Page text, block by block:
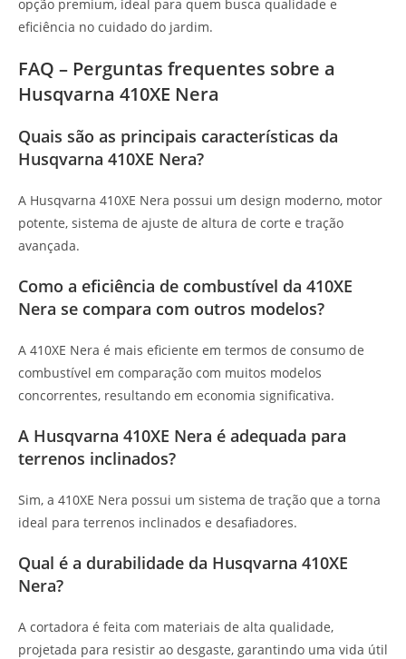
opção premium, ideal para quem busca qualidade e
eficiência no cuidado do jardim.
FAQ – Perguntas frequentes sobre a
Husqvarna 410XE Nera
Quais são as principais características da
Husqvarna 410XE Nera?
A Husqvarna 410XE Nera possui um design moderno, motor
potente, sistema de ajuste de altura de corte e tração
avançada.
Como a eficiência de combustível da 410XE
Nera se compara com outros modelos?
A 410XE Nera é mais eficiente em termos de consumo de
combustível em comparação com muitos modelos
concorrentes, resultando em economia significativa.
A Husqvarna 410XE Nera é adequada para
terrenos inclinados?
Sim, a 410XE Nera possui um sistema de tração que a torna
ideal para terrenos inclinados e desafiadores.
Qual é a durabilidade da Husqvarna 410XE
Nera?
A cortadora é feita com materiais de alta qualidade,
projetada para resistir ao desgaste, garantindo uma vida útil